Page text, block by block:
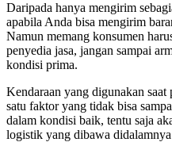
Daripada hanya mengirim
apabila Anda bisa mengirim
Namun memang konsumen
penyedia jasa, jangan sampai
kondisi prima.
Kendaraan yang digunakan
satu faktor yang tidak bisa
dalam kondisi baik, tentu saja
logistik yang dibawa